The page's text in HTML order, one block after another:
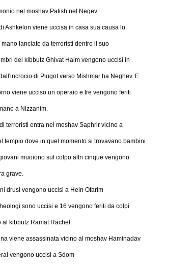
nel moshav Patish nel Negev.
Ashkelon viene uccisa in casa sua causa lo
lanciate da terroristi dentro il suo
del kibbutz Ghivat Haim vengono uccisi in
di Plugot verso Mishmar ha Neghev. E
viene ucciso un operaio e tre vengono feriti
a Nizzanim.
terroristi entra nel moshav Saphrir vicino a
tempio dove in quel momento si trovavano bambini
muoiono sul colpo altri cinque vengono
grave.
drusi vengono uccisi a Hein Ofarim
sono uccisi e 16 vengono feriti da colpi
kibbutz Ramat Rachel
viene assassinata vicino al moshav Haminadav
vengono uccisi a Sdom